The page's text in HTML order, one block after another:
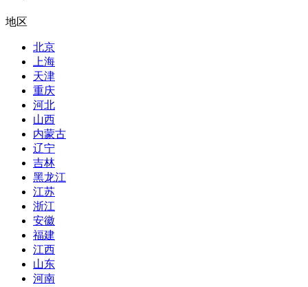
地区
北京
上海
天津
重庆
河北
山西
内蒙古
辽宁
吉林
黑龙江
江苏
浙江
安徽
福建
江西
山东
河南